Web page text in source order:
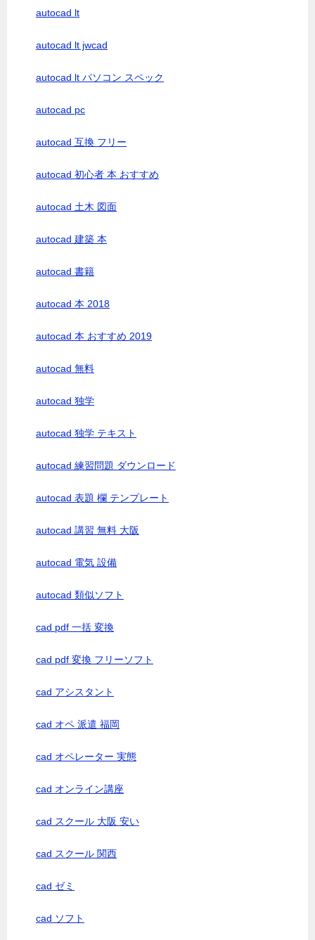
autocad lt
autocad lt jwcad
autocad lt パソコン スペック
autocad pc
autocad 互換 フリー
autocad 初心者 本 おすすめ
autocad 土木 図面
autocad 建築 本
autocad 書籍
autocad 本 2018
autocad 本 おすすめ 2019
autocad 無料
autocad 独学
autocad 独学 テキスト
autocad 練習問題 ダウンロード
autocad 表題 欄 テンプレート
autocad 講習 無料 大阪
autocad 電気 設備
autocad 類似ソフト
cad pdf 一括 変換
cad pdf 変換 フリーソフト
cad アシスタント
cad オペ 派遣 福岡
cad オペレーター 実態
cad オンライン講座
cad スクール 大阪 安い
cad スクール 関西
cad ゼミ
cad ソフト